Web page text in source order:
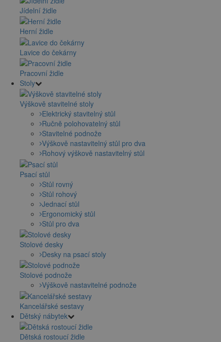
Jídelní židle
Herní židle
Lavice do čekárny
Pracovní židle
Stoly
Výškově stavitelné stoly
Elektrický stavitelný stůl
Ručně polohovatelný stůl
Stavitelné podnože
Výškově nastavitelný stůl pro dva
Rohový výškově nastavitelný stůl
Psací stůl
Stůl rovný
Stůl rohový
Jednací stůl
Ergonomický stůl
Stůl pro dva
Stolové desky
Desky na psací stoly
Stolové podnože
Výškově nastavitelné podnože
Kancelářské sestavy
Dětský nábytek
Dětská rostoucí židle